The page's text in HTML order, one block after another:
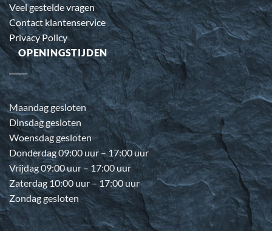
Veel gestelde vragen
Contact klantenservice
Privacy Policy
OPENINGSTIJDEN
Maandag gesloten
Dinsdag gesloten
Woensdag gesloten
Donderdag 09:00 uur – 17:00 uur
Vrijdag 09:00 uur – 17:00 uur
Zaterdag 10:00 uur – 17:00 uur
Zondag gesloten